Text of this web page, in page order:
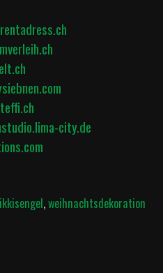
city.de
,weihnachtsdekoration